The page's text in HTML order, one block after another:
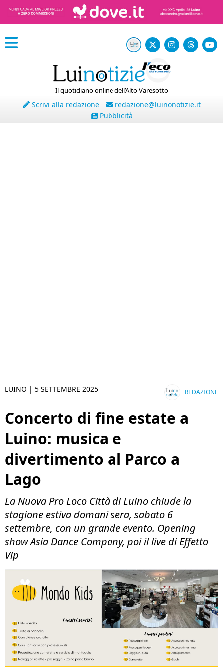
Il quotidiano online dell’Alto Varesotto
Scrivi alla redazione
redazione@luinonotizie.it
Pubblicità
LUINO | 5 SETTEMBRE 2025 REDAZIONE
Concerto di fine estate a
Luino: musica e
divertimento al Parco a
Lago
La Nuova Pro Loco Città di Luino chiude la
stagione estiva domani sera, sabato 6
settembre, con un grande evento. Opening
show Asia Dance Company, poi il live di Effetto
Vip